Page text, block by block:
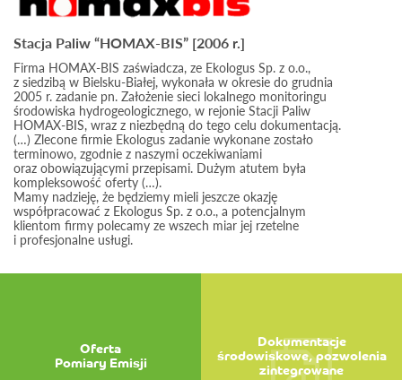
Stacja Paliw “HOMAX-BIS” [2006 r.]
Firma HOMAX-BIS zaświadcza, ze Ekologus Sp. z o.o.,
z siedzibą w Bielsku-Białej, wykonała w okresie do grudnia
2005 r. zadanie pn. Założenie sieci lokalnego monitoringu
środowiska hydrogeologicznego, w rejonie Stacji Paliw
HOMAX-BIS, wraz z niezbędną do tego celu dokumentacją.
(…) Zlecone firmie Ekologus zadanie wykonane zostało
terminowo, zgodnie z naszymi oczekiwaniami
oraz obowiązującymi przepisami. Dużym atutem była
kompleksowość oferty (…).
Mamy nadzieję, że będziemy mieli jeszcze okazję
współpracować z Ekologus Sp. z o.o., a potencjalnym
klientom firmy polecamy ze wszech miar jej rzetelne
i profesjonalne usługi.
Oferta
Pomiary Emisji
Dokumentacje
środowiskowe, pozwolenia
zintegrowane